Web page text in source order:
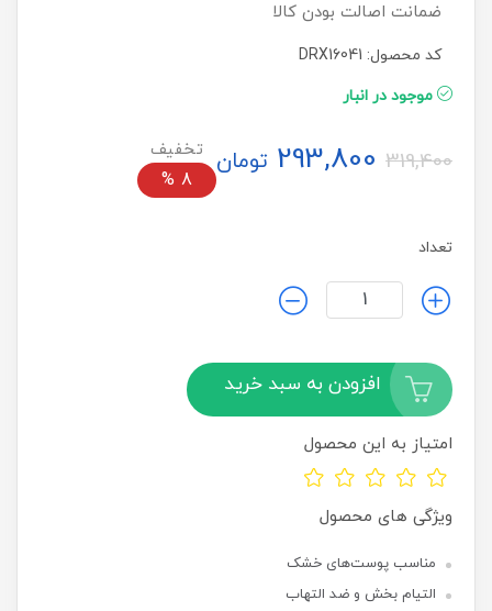
ضمانت اصالت بودن کالا
کد محصول: DRX16041
موجود در انبار
319,400 تومان
8
%
تعداد
افزودن به سبد خرید
امتیاز به این محصول
ویژگی های محصول
مناسب پوست‌های خشک
التیام بخش و ضد التهاب